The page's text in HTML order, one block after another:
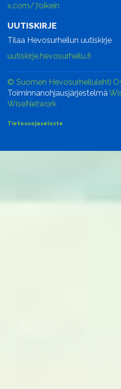
x.com/7oikein
UUTISKIRJE
Tilaa Hevosurheilun uutiskirje
uutiskirje.hevosurheilu.fi
© Suomen Hevosurheilulehti
Toiminnanohjausjärjestelmä
WiseNetwork
Tietosuojaseloste